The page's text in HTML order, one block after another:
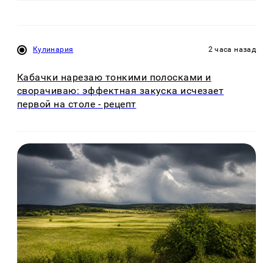
Кулинария 2 часа назад
Кабачки нарезаю тонкими полосками и
сворачиваю: эффектная закуска исчезает
первой на столе - рецепт